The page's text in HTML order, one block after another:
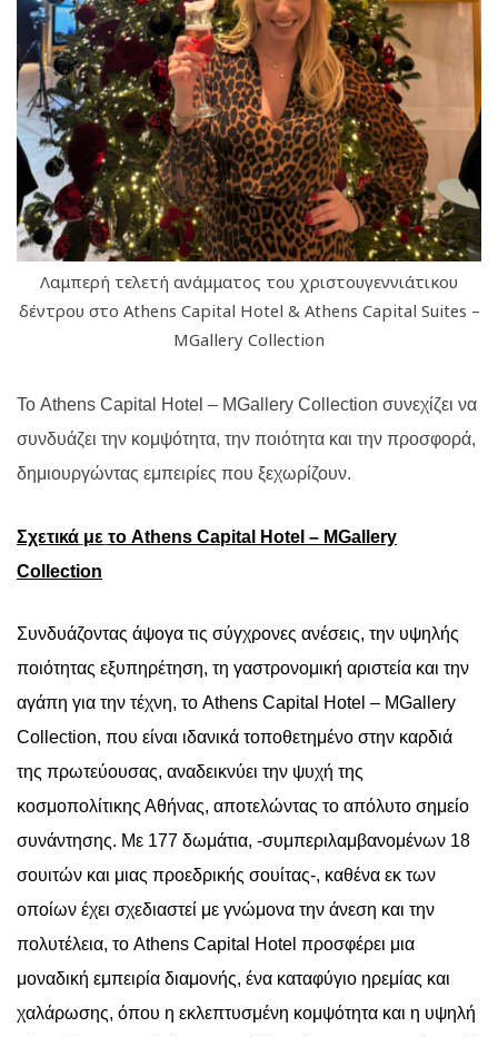
Λαμπερή τελετή ανάμματος του χριστουγεννιάτικου
δέντρου στο Athens Capital Hotel & Athens Capital Suites –
MGallery Collection
Το Athens Capital Hotel – MGallery Collection συνεχίζει να
συνδυάζει την κομψότητα, την ποιότητα και την προσφορά,
δημιουργώντας εμπειρίες που ξεχωρίζουν.
Σχετικά με το Athens Capital Hotel – MGallery
Collection
Συνδυάζοντας άψογα τις σύγχρονες ανέσεις, την υψηλής
ποιότητας εξυπηρέτηση, τη γαστρονομική αριστεία και την
αγάπη για την τέχνη, το Athens Capital Hotel – MGallery
Collection, που είναι ιδανικά τοποθετημένο στην καρδιά
της πρωτεύουσας, αναδεικνύει την ψυχή της
κοσμοπολίτικης Αθήνας, αποτελώντας το απόλυτο σημείο
συνάντησης. Με 177 δωμάτια, -συμπεριλαμβανομένων 18
σουιτών και μιας προεδρικής σουίτας-, καθένα εκ των
οποίων έχει σχεδιαστεί με γνώμονα την άνεση και την
πολυτέλεια, το Athens Capital Hotel προσφέρει μια
μοναδική εμπειρία διαμονής, ένα καταφύγιο ηρεμίας και
χαλάρωσης, όπου η εκλεπτυσμένη κομψότητα και η υψηλή